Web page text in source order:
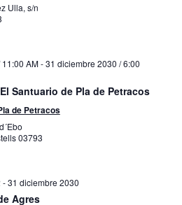
Ulla, s/n
AM-31 diciembre 2030 / 6:00
Santuario de Pla de Petracos
de Petracos
03793
-31 diciembre 2030
Agres